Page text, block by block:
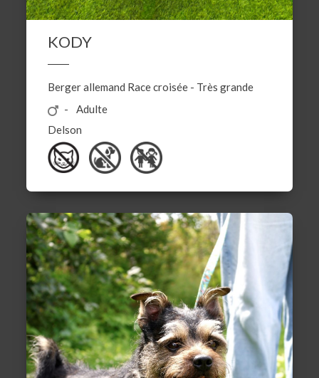
KODY
Berger allemand Race croisée - Très grande
Adulte
Delson